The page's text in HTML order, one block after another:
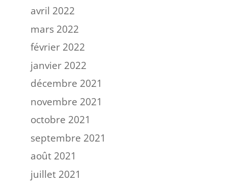
avril 2022
mars 2022
février 2022
janvier 2022
décembre 2021
novembre 2021
octobre 2021
septembre 2021
août 2021
juillet 2021